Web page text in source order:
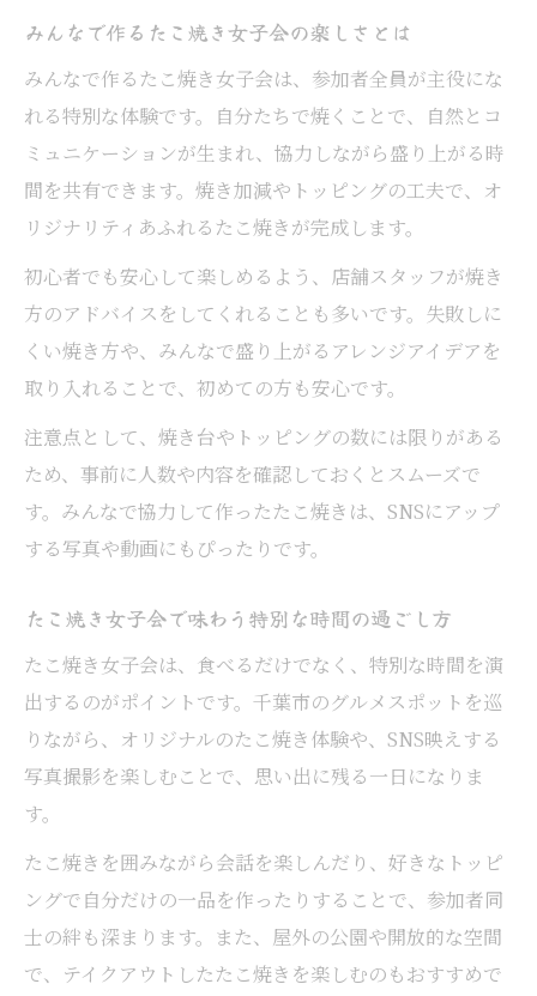
みんなで作るたこ焼き女子会の楽しさとは
みんなで作るたこ焼き女子会は、参加者全員が主役にな
れる特別な体験です。自分たちで焼くことで、自然とコ
ミュニケーションが生まれ、協力しながら盛り上がる時
間を共有できます。焼き加減やトッピングの工夫で、オ
リジナリティあふれるたこ焼きが完成します。
初心者でも安心して楽しめるよう、店舗スタッフが焼き
方のアドバイスをしてくれることも多いです。失敗しに
くい焼き方や、みんなで盛り上がるアレンジアイデアを
取り入れることで、初めての方も安心です。
注意点として、焼き台やトッピングの数には限りがある
ため、事前に人数や内容を確認しておくとスムーズで
す。みんなで協力して作ったたこ焼きは、SNSにアップ
する写真や動画にもぴったりです。
たこ焼き女子会で味わう特別な時間の過ごし方
たこ焼き女子会は、食べるだけでなく、特別な時間を演
出するのがポイントです。千葉市のグルメスポットを巡
りながら、オリジナルのたこ焼き体験や、SNS映えする
写真撮影を楽しむことで、思い出に残る一日になりま
す。
たこ焼きを囲みながら会話を楽しんだり、好きなトッピ
ングで自分だけの一品を作ったりすることで、参加者同
士の絆も深まります。また、屋外の公園や開放的な空間
で、テイクアウトしたたこ焼きを楽しむのもおすすめで